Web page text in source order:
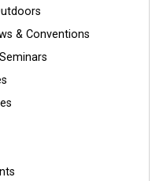
& Conventions